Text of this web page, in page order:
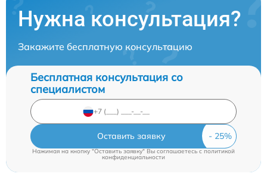
Нужна консультация?
Закажите бесплатную консультацию
Бесплатная консультация со
специалистом
Оставить заявку
Нажимая на кнопку "Оставить заявку" Вы соглашаетесь cполитикой
конфиденциальности